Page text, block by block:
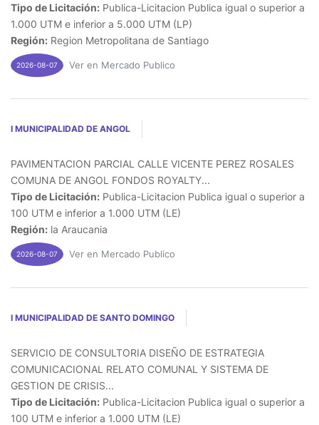
Tipo de Licitación: Publica-Licitacion Publica igual o superior a
1.000 UTM e inferior a 5.000 UTM (LP)
Región: Region Metropolitana de Santiago
2026-08-07 Ver en Mercado Publico
I MUNICIPALIDAD DE ANGOL
PAVIMENTACION PARCIAL CALLE VICENTE PEREZ ROSALES
COMUNA DE ANGOL FONDOS ROYALTY...
Tipo de Licitación: Publica-Licitacion Publica igual o superior a
100 UTM e inferior a 1.000 UTM (LE)
Región: la Araucania
2026-08-07 Ver en Mercado Publico
I MUNICIPALIDAD DE SANTO DOMINGO
SERVICIO DE CONSULTORIA DISEÑO DE ESTRATEGIA
COMUNICACIONAL RELATO COMUNAL Y SISTEMA DE
GESTION DE CRISIS...
Tipo de Licitación: Publica-Licitacion Publica igual o superior a
100 UTM e inferior a 1.000 UTM (LE)